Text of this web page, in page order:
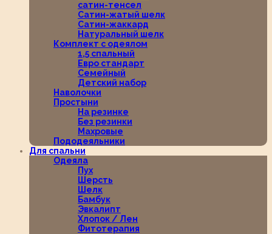
сатин-тенсел
Сатин-жатый шелк
Сатин-жаккард
Натуральный шелк
Комплект с одеялом
1,5 спальный
Евро стандарт
Семейный
Детский набор
Наволочки
Простыни
На резинке
Без резинки
Махровые
Пододеяльники
Для спальни
Одеяла
Пух
Шерсть
Шелк
Бамбук
Эвкалипт
Хлопок / Лен
Фитотерапия